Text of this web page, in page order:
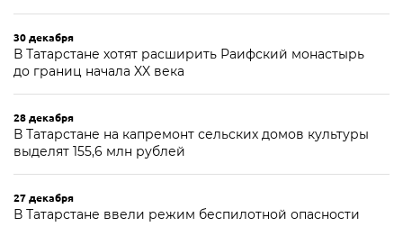
30 декабря
В Татарстане хотят расширить Раифский монастырь
до границ начала XX века
28 декабря
В Татарстане на капремонт сельских домов культуры
выделят 155,6 млн рублей
27 декабря
В Татарстане ввели режим беспилотной опасности